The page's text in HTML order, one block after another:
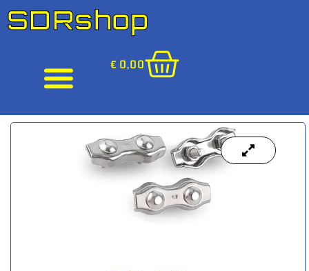
SDRshop
€ 0,00